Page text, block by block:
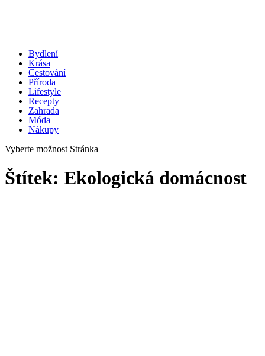
Bydlení
Krása
Cestování
Příroda
Lifestyle
Recepty
Zahrada
Móda
Nákupy
Vyberte možnost Stránka
Štítek: Ekologická domácnost